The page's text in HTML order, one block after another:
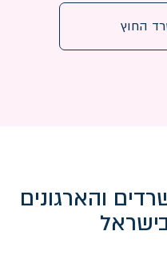
החוץ
והארגונים